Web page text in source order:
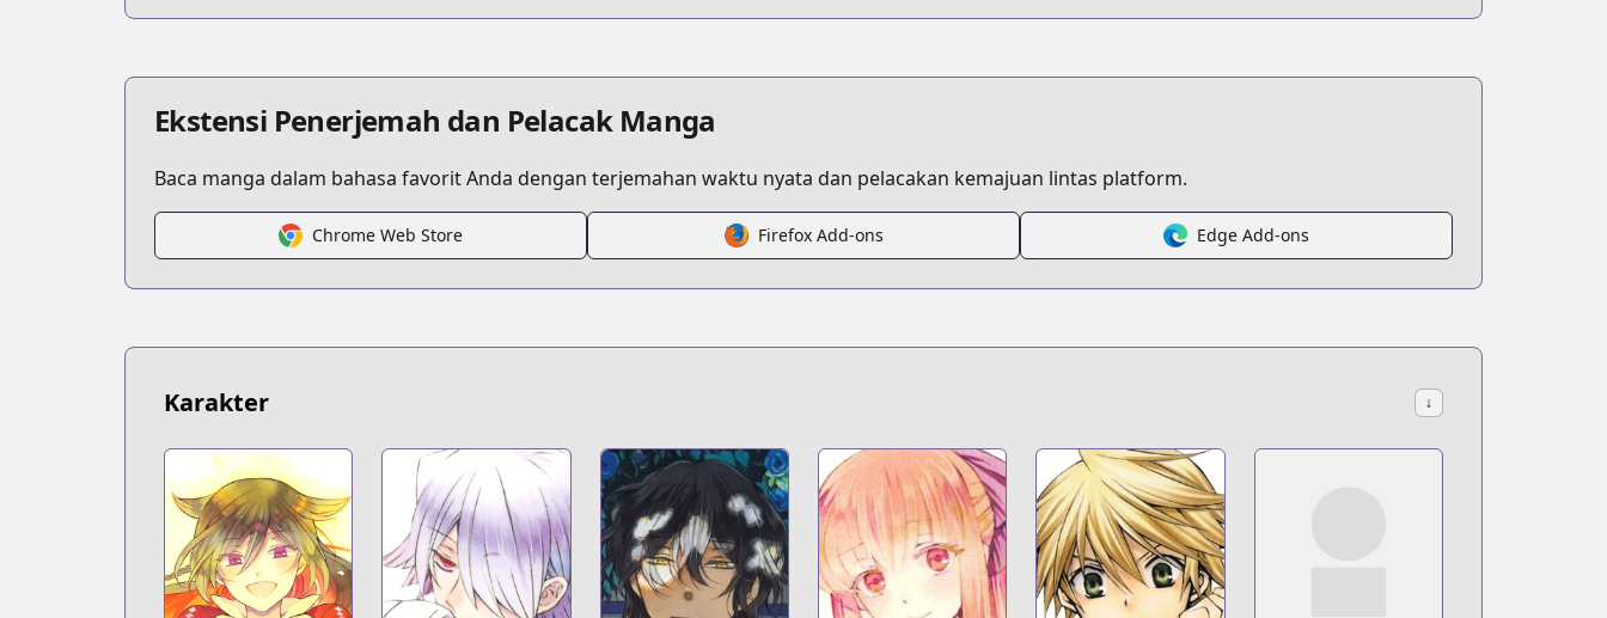
Ekstensi Penerjemah dan Pelacak Manga
Baca manga dalam bahasa favorit Anda dengan terjemahan waktu nyata dan pelacakan kemajuan lintas platform.
Chrome Web Store Firefox Add-ons Edge Add-ons
Karakter ↓